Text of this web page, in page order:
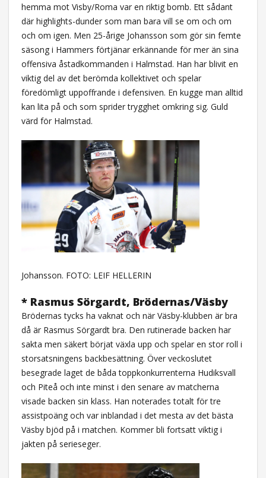
hemma mot Visby/Roma var en riktig bomb. Ett sådant
där highlights-dunder som man bara vill se om och om
och om igen. Men 25-årige Johansson som gör sin femte
säsong i Hammers förtjänar erkännande för mer än sina
offensiva åstadkommanden i Halmstad. Han har blivit en
viktig del av det berömda kollektivet och spelar
föredömligt uppoffrande i defensiven. En kugge man alltid
kan lita på och som sprider trygghet omkring sig. Guld
värd för Halmstad.
Johansson. FOTO: LEIF HELLERIN
* Rasmus Sörgardt, Brödernas/Väsby
Brödernas tycks ha vaknat och när Väsby-klubben är bra
då är Rasmus Sörgardt bra. Den rutinerade backen har
sakta men säkert börjat växla upp och spelar en stor roll i
storsatsningens backbesättning. Över veckoslutet
besegrade laget de båda toppkonkurrenterna Hudiksvall
och Piteå och inte minst i den senare av matcherna
visade backen sin klass. Han noterades totalt för tre
assistpoäng och var inblandad i det mesta av det bästa
Väsby bjöd på i matchen. Kommer bli fortsatt viktig i
jakten på serieseger.